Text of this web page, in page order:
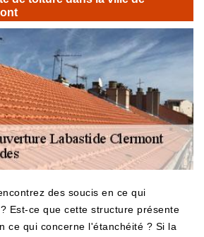
des soucis en ce qui
Est-ce que cette structure présente
ce qui concerne l'étanchéité ? Si la